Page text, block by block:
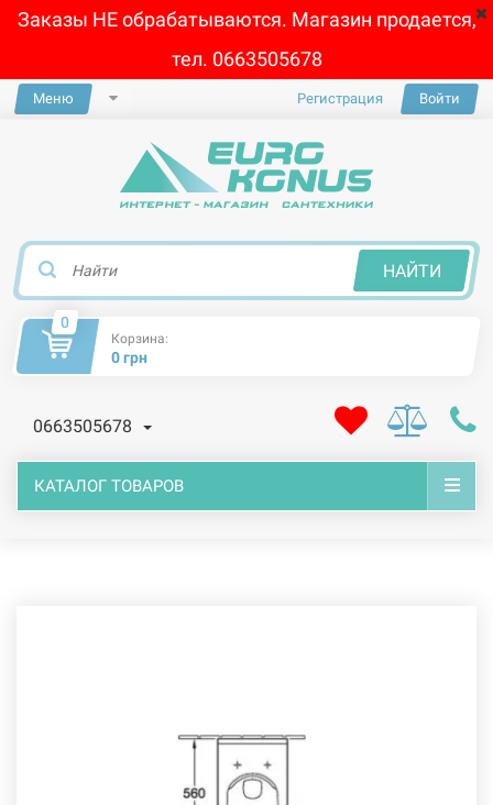
Заказы НЕ обрабатываются. Магазин продается,
тел. 0663505678
Меню Регистрация Войти
НАЙТИ
0
Корзина:
0 грн
0663505678
КАТАЛОГ ТОВАРОВ